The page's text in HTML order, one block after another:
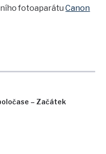
– Začátek
fotoaparátuCanon